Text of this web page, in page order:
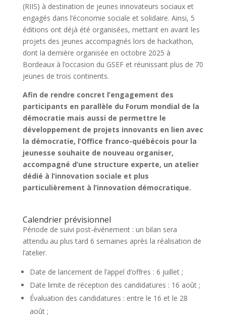
(RIIS) à destination de jeunes innovateurs sociaux et
engagés dans l’économie sociale et solidaire. Ainsi, 5
éditions ont déjà été organisées, mettant en avant les
projets des jeunes accompagnés lors de hackathon,
dont la dernière organisée en octobre 2025 à
Bordeaux à l’occasion du GSEF et réunissant plus de 70
jeunes de trois continents.
Afin de rendre concret l’engagement des
participants en parallèle du Forum mondial de la
démocratie mais aussi de permettre le
développement de projets innovants en lien avec
la démocratie, l’Office franco-québécois pour la
jeunesse souhaite de nouveau organiser,
accompagné d’une structure experte, un atelier
dédié à l’innovation sociale et plus
particulièrement à l’innovation démocratique.
Calendrier prévisionnel
Période de suivi post-événement : un bilan sera
attendu au plus tard 6 semaines après la réalisation de
l’atelier.
Date de lancement de l’appel d’offres : 6 juillet ;
Date limite de réception des candidatures : 16 août ;
Évaluation des candidatures : entre le 16 et le 28
août ;